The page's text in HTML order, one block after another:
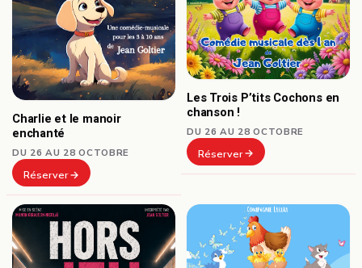
Charlie et le manoir
enchanté
DU 26 AU 28 OCTOBRE
Réserver
Les Trois P’tits Cochons en
chanson !
DU 26 AU 28 OCTOBRE
Réserver